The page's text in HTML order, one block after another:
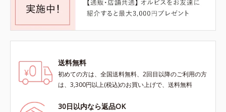
送料無料
初めての方は、全国送料無料、2回目以降のご利用の方
は、3,300円以上(税込)のお買い上げで、送料無料
30日以内なら返品OK